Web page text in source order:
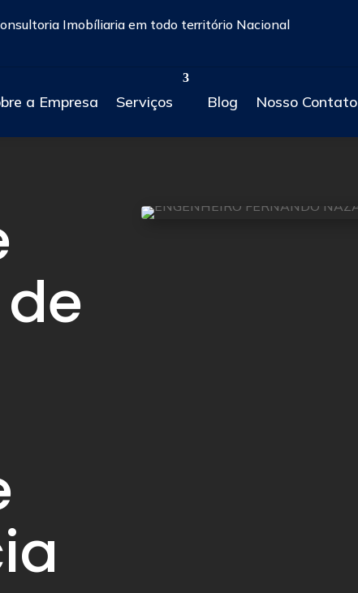
Imobíliaria em todo território Nacional
a Empresa Serviços Blog Nosso Contato